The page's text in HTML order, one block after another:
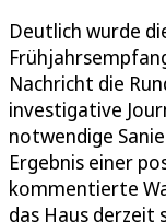
Deutlich wurde
Nachricht die
investigative
notwendige
Ergebnis einer
kommentierte
das Haus derzeit